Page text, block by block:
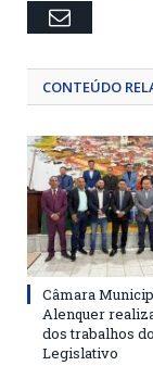
Email
CONTEÚDO
Câmara
Alenquer
dos trabalhos
Legislativo